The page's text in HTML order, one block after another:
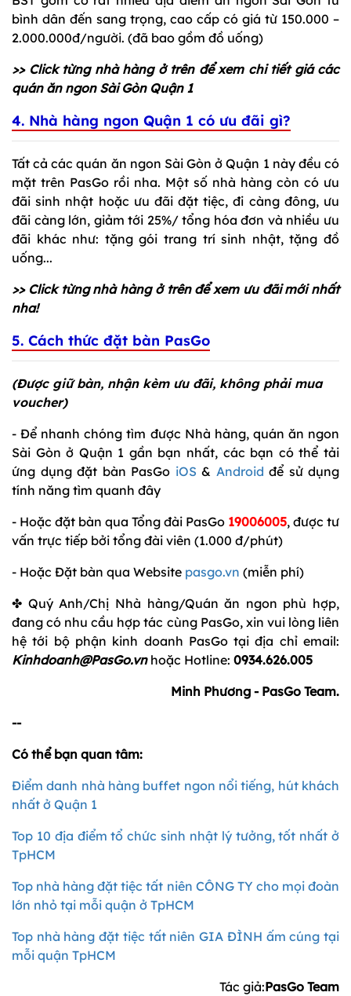
bình dân đến sang trọng, cao cấp có giá từ 150.000 –
2.000.000đ/người. (đã bao gồm đồ uống)
>> Click từng nhà hàng ở trên để xem chi tiết giá các
quán ăn ngon Sài Gòn Quận 1
4. Nhà hàng ngon Quận 1 có ưu đãi gì?
Tất cả các quán ăn ngon Sài Gòn ở Quận 1 này đều có
mặt trên PasGo rồi nha. Một số nhà hàng còn có ưu
đãi sinh nhật hoặc ưu đãi đặt tiệc, đi càng đông, ưu
đãi càng lớn, giảm tới 25%/ tổng hóa đơn và nhiều ưu
đãi khác như: tặng gói trang trí sinh nhật, tặng đồ
uống...
>> Click từng nhà hàng ở trên để xem ưu đãi mới nhất
nha!
5. Cách thức đặt bàn PasGo
(Được giữ bàn, nhận kèm ưu đãi, không phải mua
voucher)
- Để nhanh chóng tìm được Nhà hàng, quán ăn ngon
Sài Gòn ở Quận 1 gần bạn nhất, các bạn có thể tải
ứng dụng đặt bàn PasGo iOS & Android để sử dụng
tính năng tìm quanh đây
- Hoặc đặt bàn qua Tổng đài PasGo 19006005, được tư
vấn trực tiếp bởi tổng đài viên (1.000 đ/phút)
- Hoặc Đặt bàn qua Website pasgo.vn (miễn phí)
✤ Quý Anh/Chị Nhà hàng/Quán ăn ngon phù hợp,
đang có nhu cầu hợp tác cùng PasGo, xin vui lòng liên
hệ tới bộ phận kinh doanh PasGo tại địa chỉ email:
Kinhdoanh@PasGo.vnhoặc Hotline: 0934.626.005
Minh Phương - PasGo Team.
--
Có thể bạn quan tâm:
Điểm danh nhà hàng buffet ngon nổi tiếng, hút khách
nhất ở Quận 1
Top 10 địa điểm tổ chức sinh nhật lý tưởng, tốt nhất ở
TpHCM
Top nhà hàng đặt tiệc tất niên CÔNG TY cho mọi đoàn
lớn nhỏ tại mỗi quận ở TpHCM
Top nhà hàng đặt tiệc tất niên GIA ĐÌNH ấm cúng tại
mỗi quận TpHCM
Tác giả:PasGo Team